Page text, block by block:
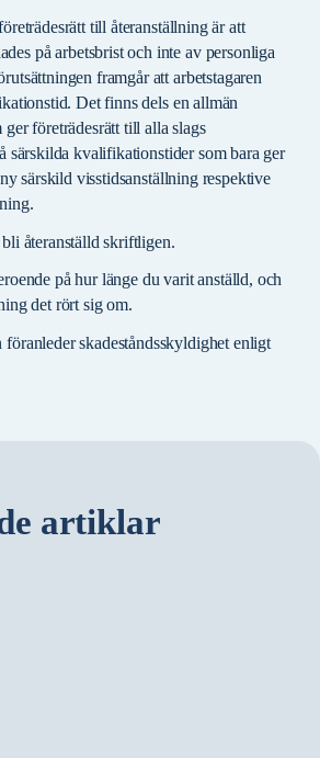
till återanställning är att
på arbetsbrist och inte av personliga
framgår att arbetstagaren
Det finns dels en allmän
företrädesrätt till alla slags
särskilda kvalifikationstider som bara ger
särskild visstidsanställning respektive
återanställd skriftligen.
på hur länge du varit anställd, och
det rört sig om.
skadeståndsskyldighet enligt
artiklar